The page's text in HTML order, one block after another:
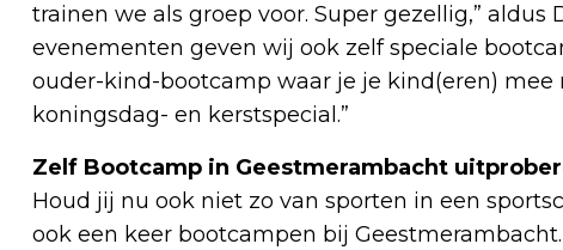
trainen we als groep voor. Super gezellig,” aldus
evenementen geven wij ook zelf speciale
ouder-kind-bootcamp waar je je kind(eren) mee
koningsdag- en kerstspecial.”
Zelf Bootcamp in Geestmerambacht
Houd jij nu ook niet zo van sporten in een
ook een keer bootcampen bij